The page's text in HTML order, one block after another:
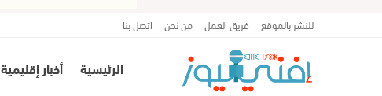
للنشر بالموقع فريق العمل من نحن اتصل بنا
الرئيسية أخبار إقليمية